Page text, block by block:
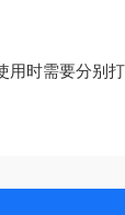
用时需要分别